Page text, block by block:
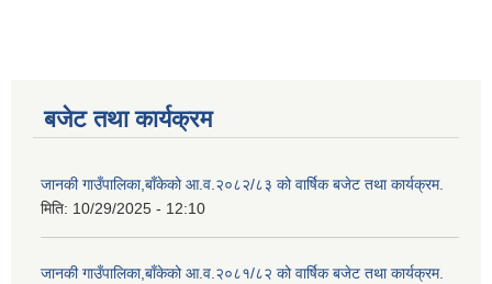
बजेट तथा कार्यक्रम
जानकी गाउँपालिका,बाँकेको आ.व.२०८२/८३ को वार्षिक बजेट तथा कार्यक्रम.
मिति: 10/29/2025 - 12:10
जानकी गाउँपालिका,बाँकेको आ.व.२०८१/८२ को वार्षिक बजेट तथा कार्यक्रम.